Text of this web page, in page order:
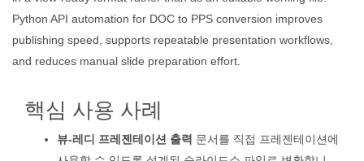
Python API automation for DOC to PPS conversion improves
publishing speed, supports repeatable presentation workflows,
and reduces manual slide preparation effort.
핵심 사용 사례
뷰-레디 프레젠테이션 출력 문서를 직접 프레젠테이션에